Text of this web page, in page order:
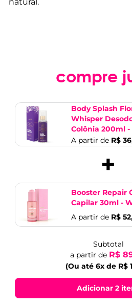
compre
Body Splash
Whisper
Colônia 200ml
A partir de R$
+
Booster Repair
Capilar 30ml -
A partir de R$
Subtotal
a partir de R$
(Ou até 6x de R$
Adicionar 2